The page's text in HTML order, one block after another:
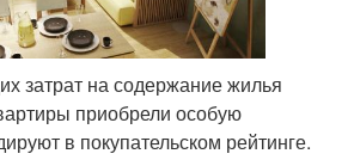
затрат на содержание жилья
приобрели особую
в покупательском рейтинге.